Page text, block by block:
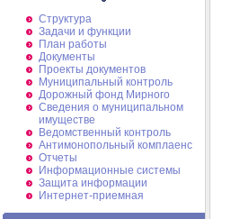
Структура
Задачи и функции
План работы
Документы
Проекты документов
Муниципальный контроль
Дорожный фонд Мирного
Cведения о муниципальном
имуществе
Ведомственный контроль
Антимонопольный комплаенс
Отчеты
Информационные системы
Защита информации
Интернет-приемная